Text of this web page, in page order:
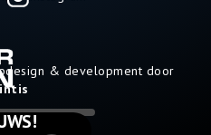
& development door